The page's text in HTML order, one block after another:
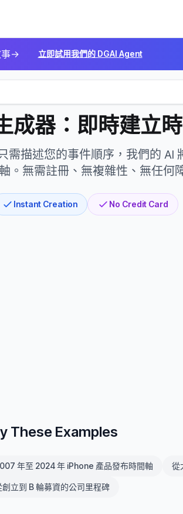
→ 立即試用我們的 DGAI Agent
成器：即時建立
需描述您的事件順序，我們的 AI
。無需註冊、無複雜性、無任何
Instant Creation No Credit Card
These Examples
年至 2024 年 iPhone 產品發布時間軸 從
創立到 B 輪募資的公司里程碑